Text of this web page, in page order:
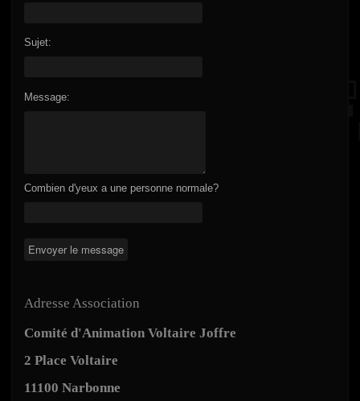
Sujet:
Message:
Combien d'yeux a une personne normale?
Adresse Association
Comité d'Animation Voltaire Joffre
2 Place Voltaire
11100 Narbonne